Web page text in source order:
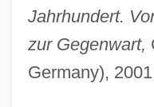
Jahrhundert.
zur Gegenwart,
Germany),